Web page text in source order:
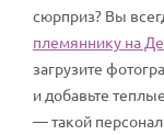
сюрприз? Вы
племяннику на
загрузите
и добавьте
— такой